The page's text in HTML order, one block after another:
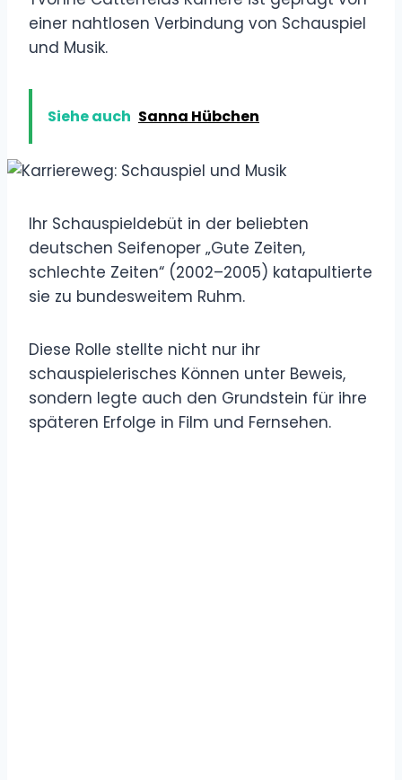
einer nahtlosen Verbindung von Schauspiel
und Musik.
Siehe auch Sanna Hübchen
Ihr Schauspieldebüt in der beliebten
deutschen Seifenoper „Gute Zeiten,
schlechte Zeiten“ (2002–2005) katapultierte
sie zu bundesweitem Ruhm.
Diese Rolle stellte nicht nur ihr
schauspielerisches Können unter Beweis,
sondern legte auch den Grundstein für ihre
späteren Erfolge in Film und Fernsehen.